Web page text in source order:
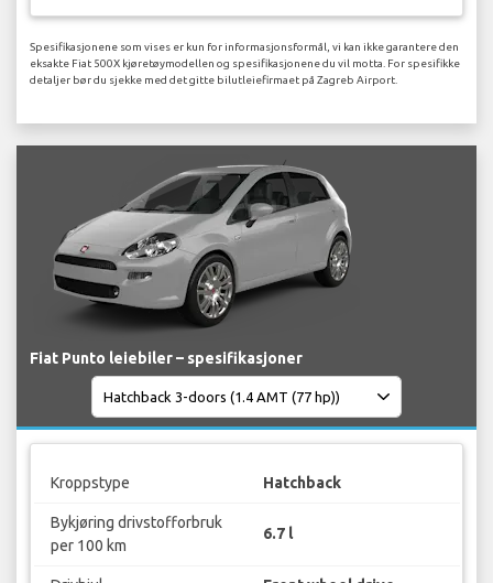
Spesifikasjonene som vises er kun for informasjonsformål, vi kan ikke garantere den
eksakte Fiat 500X kjøretøymodellen og spesifikasjonene du vil motta. For spesifikke
detaljer bør du sjekke med det gitte bilutleiefirmaet på Zagreb Airport.
Fiat Punto leiebiler – spesifikasjoner
Kroppstype Hatchback
Bykjøring drivstofforbruk
per 100 km
6.7 l